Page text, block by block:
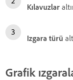
Kılavuzlar
Izgara türü
Grafik